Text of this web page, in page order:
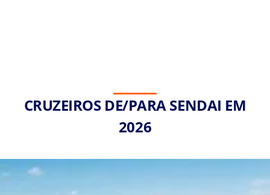
CRUZEIROS DE/PARA SENDAI EM
2026